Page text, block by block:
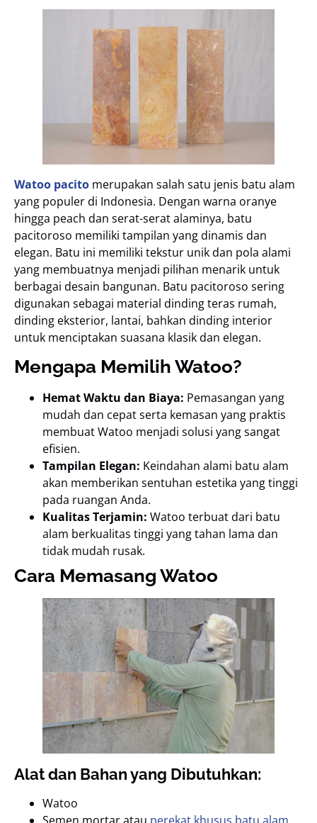
Watoo pacito merupakan salah satu jenis batu alam
yang populer di Indonesia. Dengan warna oranye
hingga peach dan serat-serat alaminya, batu
pacitoroso memiliki tampilan yang dinamis dan
elegan. Batu ini memiliki tekstur unik dan pola alami
yang membuatnya menjadi pilihan menarik untuk
berbagai desain bangunan. Batu pacitoroso sering
digunakan sebagai material dinding teras rumah,
dinding eksterior, lantai, bahkan dinding interior
untuk menciptakan suasana klasik dan elegan.
Mengapa Memilih Watoo?
Hemat Waktu dan Biaya: Pemasangan yang
mudah dan cepat serta kemasan yang praktis
membuat Watoo menjadi solusi yang sangat
efisien.
Tampilan Elegan: Keindahan alami batu alam
akan memberikan sentuhan estetika yang tinggi
pada ruangan Anda.
Kualitas Terjamin: Watoo terbuat dari batu
alam berkualitas tinggi yang tahan lama dan
tidak mudah rusak.
Cara Memasang Watoo
Alat dan Bahan yang Dibutuhkan:
Watoo